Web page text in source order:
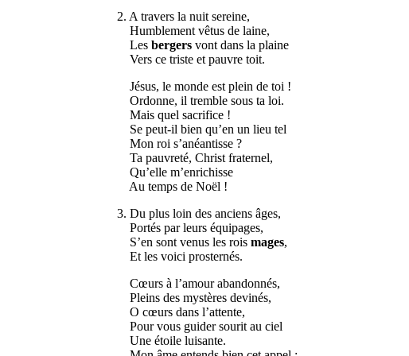
2. A travers la nuit sereine,
Humblement vêtus de laine,
Lesbergers vont dans la plaine
Vers ce triste et pauvre toit.
Jésus, le monde est plein de toi !
Ordonne, il tremble sous ta loi.
Mais quel sacrifice !
Se peut-il bien qu’en un lieu tel
Mon roi s’anéantisse ?
Ta pauvreté, Christ fraternel,
Qu’elle m’enrichisse
Au temps de Noël !
3. Du plus loin des anciens âges,
Portés par leurs équipages,
S’en sont venus les roismages,
Et les voici prosternés.
Cœurs à l’amour abandonnés,
Pleins des mystères devinés,
O cœurs dans l’attente,
Pour vous guider sourit au ciel
Une étoile luisante.